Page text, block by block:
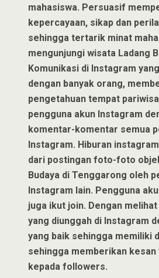
mahasiswa. Persuasif
kepercayaan, sikap dan
sehingga tertarik minat
mengunjungi wisata Ladang
Komunikasi di Instagram
dengan banyak orang,
pengetahuan tempat
pengguna akun Instagram
komentar-komentar semua
Instagram. Hiburan
dari postingan foto-foto
Budaya di Tenggarong oleh
Instagram lain. Pengguna
juga ikut join. Dengan
yang diunggah di Instagram
yang baik sehingga memiliki
sehingga memberikan kesan
kepada followers.